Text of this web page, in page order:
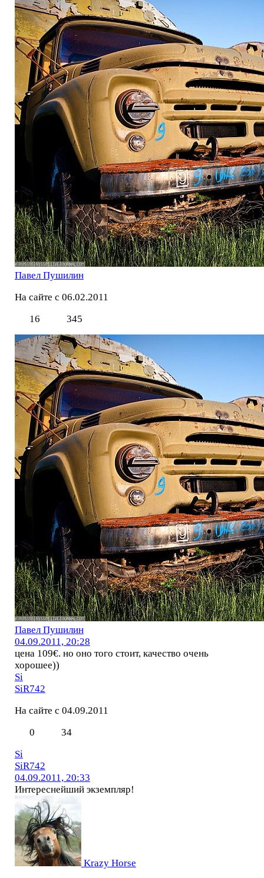
Павел Пушилин
На сайте с 06.02.2011
16
345
Павел Пушилин
04.09.2011, 20:28
цена 109€. но оно того стоит, качество очень
хорошее))
Si
SiR742
На сайте с 04.09.2011
0
34
Si
SiR742
04.09.2011, 20:33
Интереснейший экземпляр!
Krazy Horse